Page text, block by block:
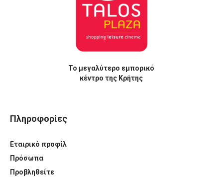
Το μεγαλύτερο εμπορικό
κέντρο της Κρήτης
Πληροφορίες
Εταιρικό προφίλ
Πρόσωπα
Προβληθείτε